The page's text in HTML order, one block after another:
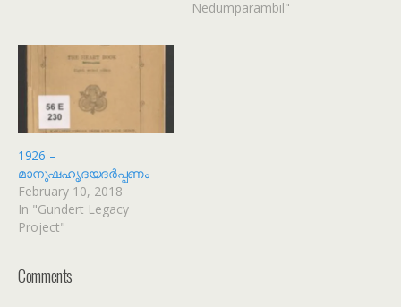
Nedumparambil"
1926 –
മാനുഷഹൃദയദർപ്പണം
February 10, 2018
In "Gundert Legacy
Project"
Comments